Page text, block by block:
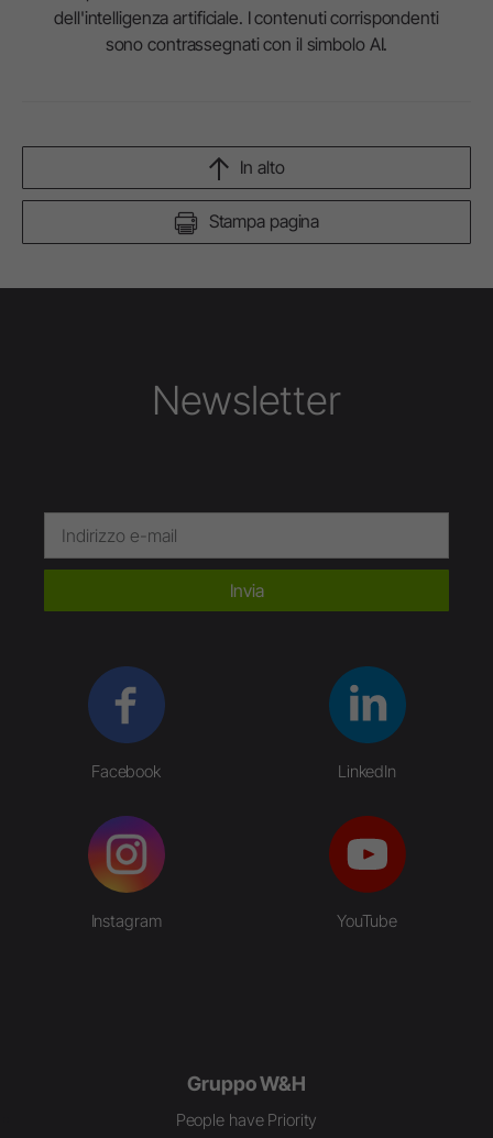
dell'intelligenza artificiale. I contenuti corrispondenti
sono contrassegnati con il simbolo AI.
Stampa pagina
In alto
Newsletter
Invia
Facebook LinkedIn
Instagram YouTube
Gruppo W&H
People have Priority